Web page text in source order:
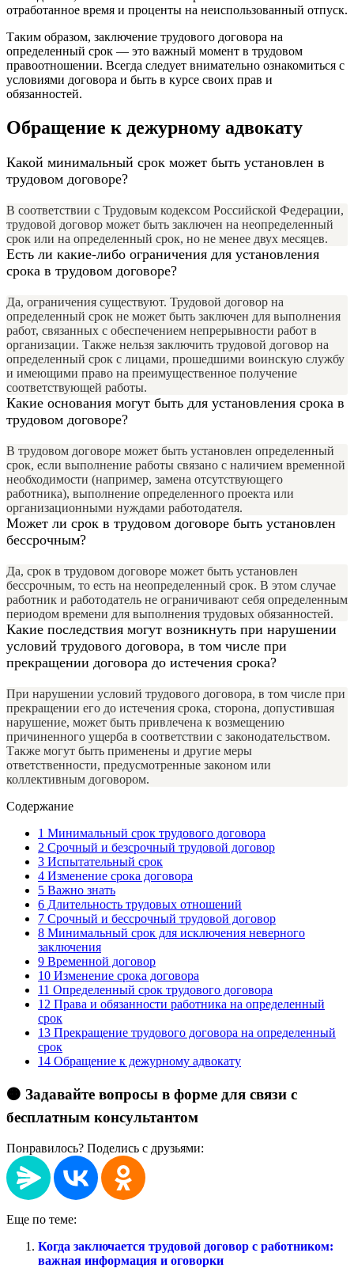
отработанное время и проценты на неиспользованный отпуск.
Таким образом, заключение трудового договора на
определенный срок — это важный момент в трудовом
правоотношении. Всегда следует внимательно ознакомиться с
условиями договора и быть в курсе своих прав и
обязанностей.
Обращение к дежурному адвокату
Какой минимальный срок может быть установлен в
трудовом договоре?
В соответствии с Трудовым кодексом Российской Федерации,
трудовой договор может быть заключен на неопределенный
срок или на определенный срок, но не менее двух месяцев.
Есть ли какие-либо ограничения для установления
срока в трудовом договоре?
Да, ограничения существуют. Трудовой договор на
определенный срок не может быть заключен для выполнения
работ, связанных с обеспечением непрерывности работ в
организации. Также нельзя заключить трудовой договор на
определенный срок с лицами, прошедшими воинскую службу
и имеющими право на преимущественное получение
соответствующей работы.
Какие основания могут быть для установления срока в
трудовом договоре?
В трудовом договоре может быть установлен определенный
срок, если выполнение работы связано с наличием временной
необходимости (например, замена отсутствующего
работника), выполнение определенного проекта или
организационными нуждами работодателя.
Может ли срок в трудовом договоре быть установлен
бессрочным?
Да, срок в трудовом договоре может быть установлен
бессрочным, то есть на неопределенный срок. В этом случае
работник и работодатель не ограничивают себя определенным
периодом времени для выполнения трудовых обязанностей.
Какие последствия могут возникнуть при нарушении
условий трудового договора, в том числе при
прекращении договора до истечения срока?
При нарушении условий трудового договора, в том числе при
прекращении его до истечения срока, сторона, допустившая
нарушение, может быть привлечена к возмещению
причиненного ущерба в соответствии с законодательством.
Также могут быть применены и другие меры
ответственности, предусмотренные законом или
коллективным договором.
Содержание
1 Минимальный срок трудового договора
2 Срочный и безсрочный трудовой договор
3 Испытательный срок
4 Изменение срока договора
5 Важно знать
6 Длительность трудовых отношений
7 Срочный и бессрочный трудовой договор
8 Минимальный срок для исключения неверного
заключения
9 Временной договор
10 Изменение срока договора
11 Определенный срок трудового договора
12 Права и обязанности работника на определенный
срок
13 Прекращение трудового договора на определенный
срок
14 Обращение к дежурному адвокату
🟠 Задавайте вопросы в форме для связи с
бесплатным консультантом
Понравилось? Поделись с друзьями:
Еще по теме:
Когда заключается трудовой договор с работником:
важная информация и оговорки